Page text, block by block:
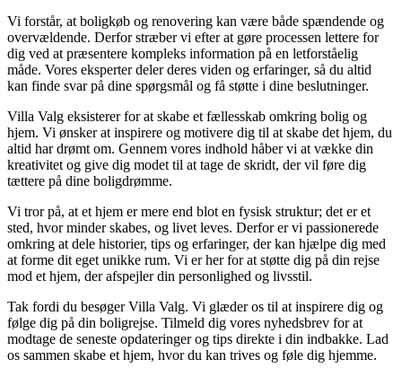
Vi forstår, at boligkøb og renovering kan være både spændende og
overvældende. Derfor stræber vi efter at gøre processen lettere for
dig ved at præsentere kompleks information på en letforståelig
måde. Vores eksperter deler deres viden og erfaringer, så du altid
kan finde svar på dine spørgsmål og få støtte i dine beslutninger.
Villa Valg eksisterer for at skabe et fællesskab omkring bolig og
hjem. Vi ønsker at inspirere og motivere dig til at skabe det hjem, du
altid har drømt om. Gennem vores indhold håber vi at vække din
kreativitet og give dig modet til at tage de skridt, der vil føre dig
tættere på dine boligdrømme.
Vi tror på, at et hjem er mere end blot en fysisk struktur; det er et
sted, hvor minder skabes, og livet leves. Derfor er vi passionerede
omkring at dele historier, tips og erfaringer, der kan hjælpe dig med
at forme dit eget unikke rum. Vi er her for at støtte dig på din rejse
mod et hjem, der afspejler din personlighed og livsstil.
Tak fordi du besøger Villa Valg. Vi glæder os til at inspirere dig og
følge dig på din boligrejse. Tilmeld dig vores nyhedsbrev for at
modtage de seneste opdateringer og tips direkte i din indbakke. Lad
os sammen skabe et hjem, hvor du kan trives og føle dig hjemme.